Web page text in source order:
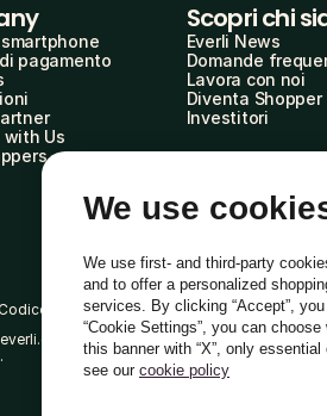
pagamento
Us
Scopri chi
Everli News
Domande
Lavora con noi
Diventa Shopper
Investitori
Etico
We use
We use first- and third-party
and to offer a personalized
services. By clicking “Accept”,
“Cookie Settings”, you can
this banner with “X”, only
see our cookie policy